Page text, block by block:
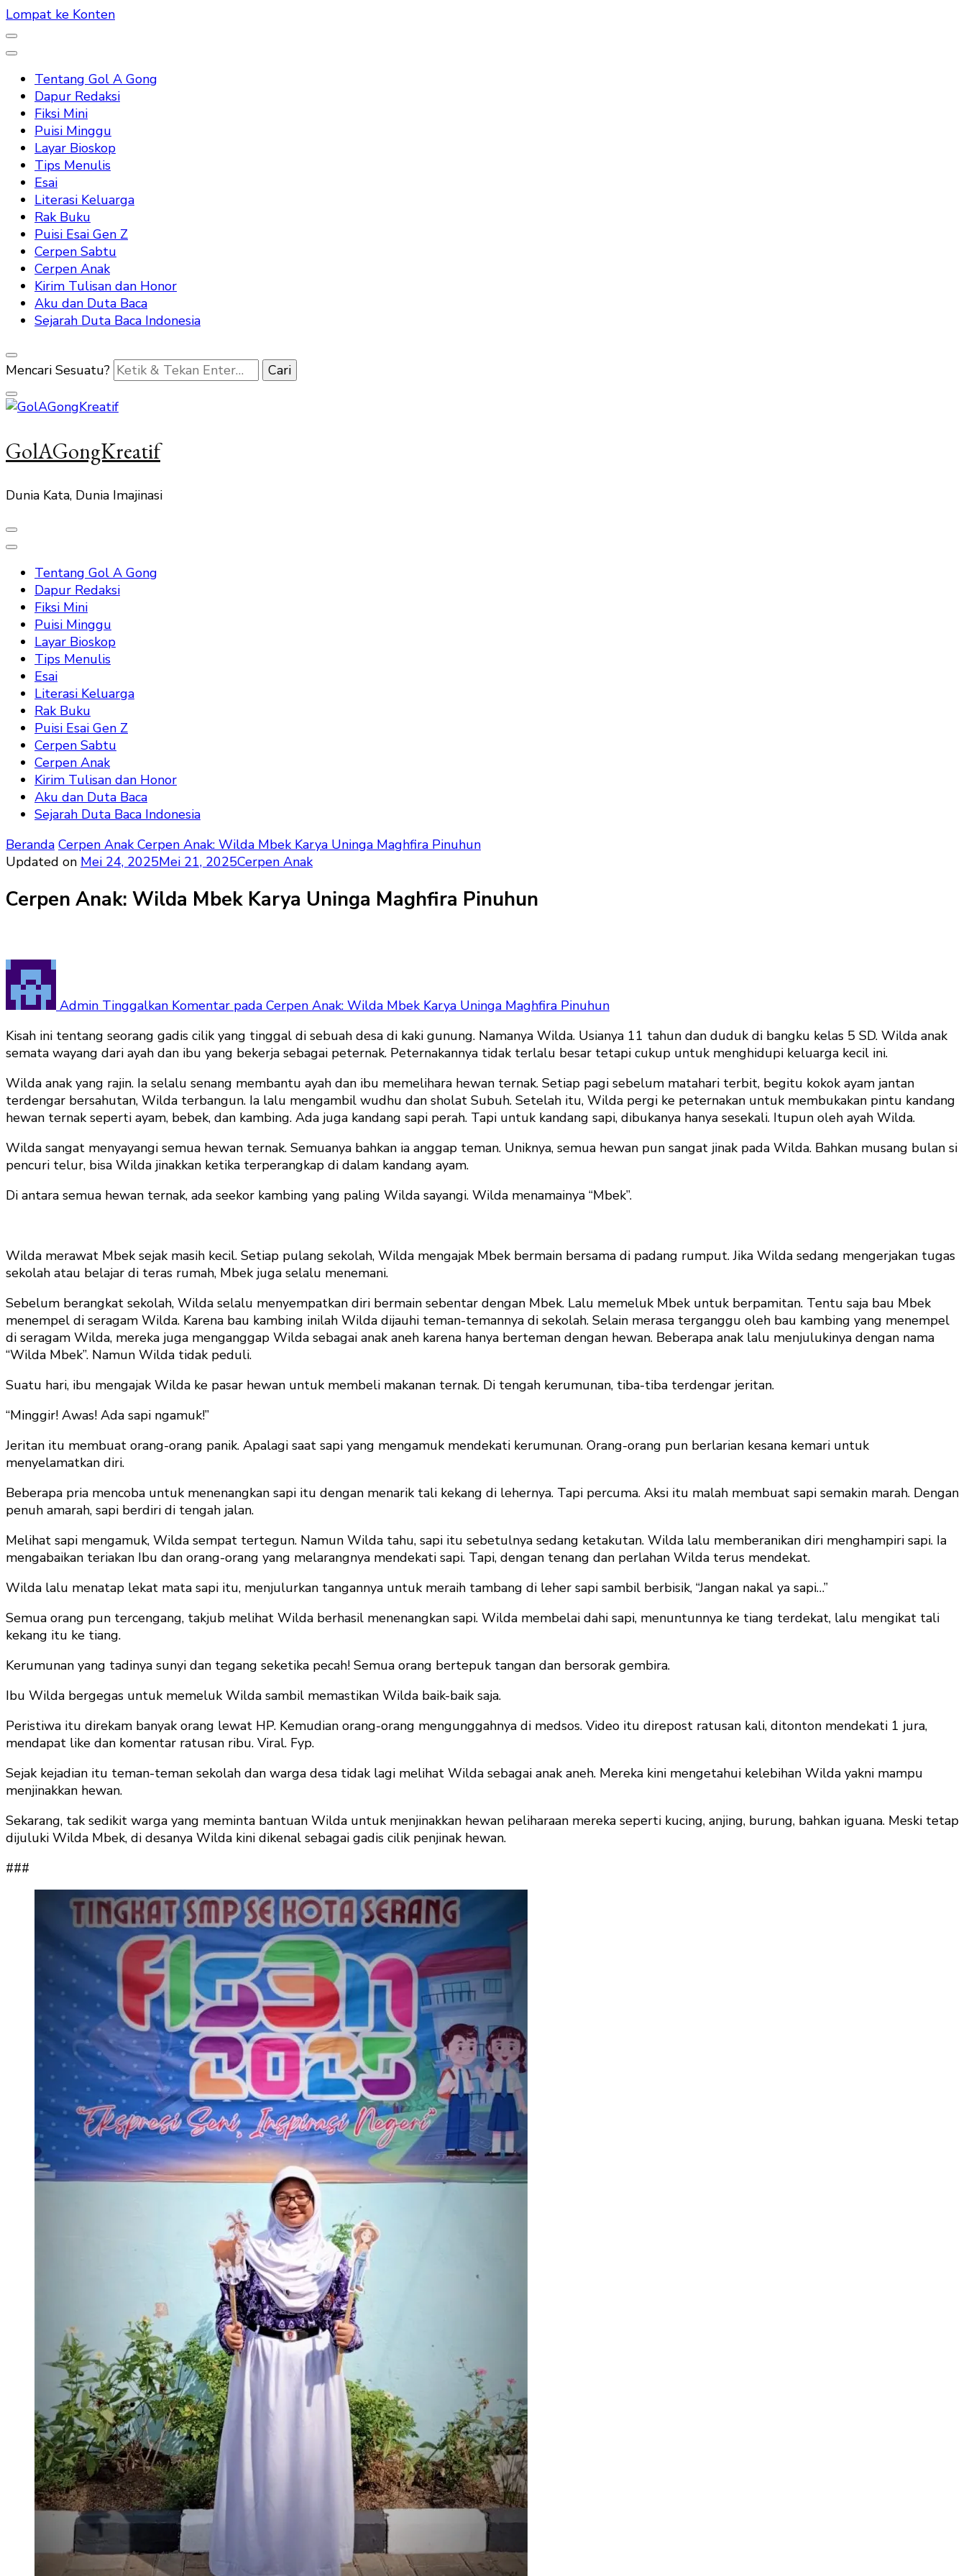
Lompat ke Konten
Tentang Gol A Gong
Dapur Redaksi
Fiksi Mini
Puisi Minggu
Layar Bioskop
Tips Menulis
Esai
Literasi Keluarga
Rak Buku
Puisi Esai Gen Z
Cerpen Sabtu
Cerpen Anak
Kirim Tulisan dan Honor
Aku dan Duta Baca
Sejarah Duta Baca Indonesia
Mencari Sesuatu?
GolAGongKreatif
Dunia Kata, Dunia Imajinasi
Tentang Gol A Gong
Dapur Redaksi
Fiksi Mini
Puisi Minggu
Layar Bioskop
Tips Menulis
Esai
Literasi Keluarga
Rak Buku
Puisi Esai Gen Z
Cerpen Sabtu
Cerpen Anak
Kirim Tulisan dan Honor
Aku dan Duta Baca
Sejarah Duta Baca Indonesia
Beranda Cerpen AnakCerpen Anak: Wilda Mbek Karya Uninga Maghfira Pinuhun
Updated on Mei 24, 2025Mei 21, 2025Cerpen Anak
Cerpen Anak: Wilda Mbek Karya Uninga Maghfira Pinuhun
Admin Tinggalkan Komentar pada Cerpen Anak: Wilda Mbek Karya Uninga Maghfira Pinuhun
Kisah ini tentang seorang gadis cilik yang tinggal di sebuah desa di kaki gunung. Namanya Wilda. Usianya 11 tahun dan duduk di bangku kelas 5 SD. Wilda anak
semata wayang dari ayah dan ibu yang bekerja sebagai peternak. Peternakannya tidak terlalu besar tetapi cukup untuk menghidupi keluarga kecil ini.
Wilda anak yang rajin. Ia selalu senang membantu ayah dan ibu memelihara hewan ternak. Setiap pagi sebelum matahari terbit, begitu kokok ayam jantan
terdengar bersahutan, Wilda terbangun. Ia lalu mengambil wudhu dan sholat Subuh. Setelah itu, Wilda pergi ke peternakan untuk membukakan pintu kandang
hewan ternak seperti ayam, bebek, dan kambing. Ada juga kandang sapi perah. Tapi untuk kandang sapi, dibukanya hanya sesekali. Itupun oleh ayah Wilda.
Wilda sangat menyayangi semua hewan ternak. Semuanya bahkan ia anggap teman. Uniknya, semua hewan pun sangat jinak pada Wilda. Bahkan musang bulan si
pencuri telur, bisa Wilda jinakkan ketika terperangkap di dalam kandang ayam.
Di antara semua hewan ternak, ada seekor kambing yang paling Wilda sayangi. Wilda menamainya “Mbek”.
Wilda merawat Mbek sejak masih kecil. Setiap pulang sekolah, Wilda mengajak Mbek bermain bersama di padang rumput. Jika Wilda sedang mengerjakan tugas
sekolah atau belajar di teras rumah, Mbek juga selalu menemani.
Sebelum berangkat sekolah, Wilda selalu menyempatkan diri bermain sebentar dengan Mbek. Lalu memeluk Mbek untuk berpamitan. Tentu saja bau Mbek
menempel di seragam Wilda. Karena bau kambing inilah Wilda dijauhi teman-temannya di sekolah. Selain merasa terganggu oleh bau kambing yang menempel
di seragam Wilda, mereka juga menganggap Wilda sebagai anak aneh karena hanya berteman dengan hewan. Beberapa anak lalu menjulukinya dengan nama
“Wilda Mbek”. Namun Wilda tidak peduli.
Suatu hari, ibu mengajak Wilda ke pasar hewan untuk membeli makanan ternak. Di tengah kerumunan, tiba-tiba terdengar jeritan.
“Minggir! Awas! Ada sapi ngamuk!”
Jeritan itu membuat orang-orang panik. Apalagi saat sapi yang mengamuk mendekati kerumunan. Orang-orang pun berlarian kesana kemari untuk
menyelamatkan diri.
Beberapa pria mencoba untuk menenangkan sapi itu dengan menarik tali kekang di lehernya. Tapi percuma. Aksi itu malah membuat sapi semakin marah. Dengan
penuh amarah, sapi berdiri di tengah jalan.
Melihat sapi mengamuk, Wilda sempat tertegun. Namun Wilda tahu, sapi itu sebetulnya sedang ketakutan. Wilda lalu memberanikan diri menghampiri sapi. Ia
mengabaikan teriakan Ibu dan orang-orang yang melarangnya mendekati sapi. Tapi, dengan tenang dan perlahan Wilda terus mendekat.
Wilda lalu menatap lekat mata sapi itu, menjulurkan tangannya untuk meraih tambang di leher sapi sambil berbisik, “Jangan nakal ya sapi…”
Semua orang pun tercengang, takjub melihat Wilda berhasil menenangkan sapi. Wilda membelai dahi sapi, menuntunnya ke tiang terdekat, lalu mengikat tali
kekang itu ke tiang.
Kerumunan yang tadinya sunyi dan tegang seketika pecah! Semua orang bertepuk tangan dan bersorak gembira.
Ibu Wilda bergegas untuk memeluk Wilda sambil memastikan Wilda baik-baik saja.
Peristiwa itu direkam banyak orang lewat HP. Kemudian orang-orang mengunggahnya di medsos. Video itu direpost ratusan kali, ditonton mendekati 1 jura,
mendapat like dan komentar ratusan ribu. Viral. Fyp.
Sejak kejadian itu teman-teman sekolah dan warga desa tidak lagi melihat Wilda sebagai anak aneh. Mereka kini mengetahui kelebihan Wilda yakni mampu
menjinakkan hewan.
Sekarang, tak sedikit warga yang meminta bantuan Wilda untuk menjinakkan hewan peliharaan mereka seperti kucing, anjing, burung, bahkan iguana. Meski tetap
dijuluki Wilda Mbek, di desanya Wilda kini dikenal sebagai gadis cilik penjinak hewan.
###